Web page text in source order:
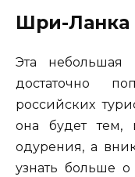
Шри-Ланка
Эта небольшая
достаточно
российских
она будет тем,
одурения, а
узнать больше